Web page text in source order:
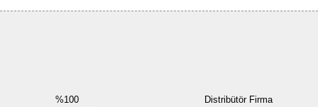
%100
Distribütör Firma